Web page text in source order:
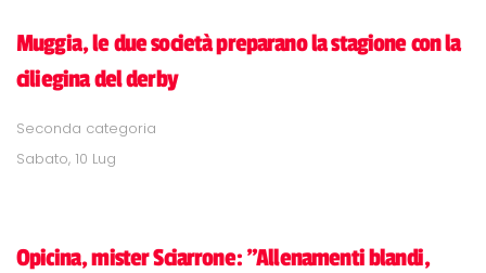
Muggia, le due società preparano la stagione con la
ciliegina del derby
Seconda categoria
Sabato, 10 Lug
Opicina, mister Sciarrone: "Allenamenti blandi,